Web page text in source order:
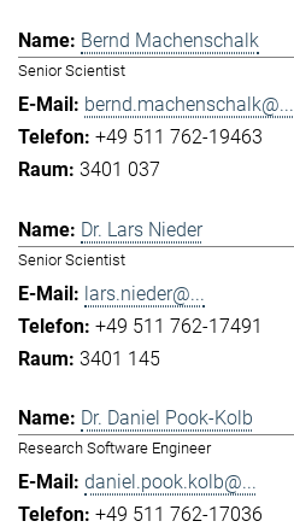
Bernd Machenschalk
Senior Scientist
bernd.machenschalk@...
+49 511 762-19463
3401 037
Dr. Lars Nieder
Senior Scientist
lars.nieder@...
+49 511 762-17491
3401 145
Dr. Daniel Pook-Kolb
Research Software Engineer
daniel.pook.kolb@...
+49 511 762-17036